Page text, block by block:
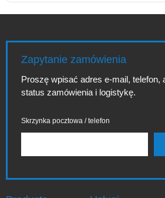
Zapytanie zamówienia
Proszę wpisać adres e-mail, telefon,
status zamówienia i logistykę.
Skrzynka pocztowa / telefon